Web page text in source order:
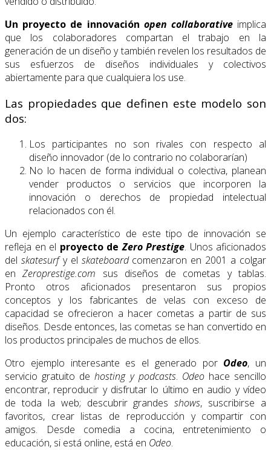
Un proyecto de innovación open collaborativeimplica
que los colaboradores compartan el trabajo en la
generación de un diseño y también revelen los resultados de
sus esfuerzos de diseños individuales y colectivos
abiertamente para que cualquiera los use.
Las propiedades que definen este modelo son
dos:
Los participantes no son rivales con respecto al
diseño innovador (de lo contrario no colaborarían)
No lo hacen de forma individual o colectiva, planean
vender productos o servicios que incorporen la
innovación o derechos de propiedad intelectual
relacionados con él.
Un ejemplo característico de este tipo de innovación se
refleja en el proyecto deZero Prestige. Unos aficionados
del skatesurfy el skateboardcomenzaron en 2001 a colgar
enZeroprestige.com sus diseños de cometas y tablas.
Pronto otros aficionados presentaron sus propios
conceptos y los fabricantes de velas con exceso de
capacidad se ofrecieron a hacer cometas a partir de sus
diseños. Desde entonces, las cometas se han convertido en
los productos principales de muchos de ellos.
Otro ejemplo interesante es el generado por Odeo, un
servicio gratuito dehosting y podcasts. Odeohace sencillo
encontrar, reproducir y disfrutar lo último en audio y vídeo
de toda la web; descubrir grandesshows, suscribirse a
favoritos, crear listas de reproducción y compartir con
amigos. Desde comedia a cocina, entretenimiento o
educación, si está online, está en Odeo.